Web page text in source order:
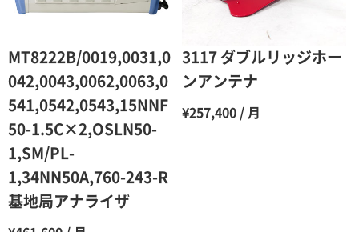
MT8222B/0019,0031,0
042,0043,0062,0063,0
541,0542,0543,15NNF
50-1.5C×2,OSLN50-
1,SM/PL-
1,34NN50A,760-243-R
基地局アナライザ
3117 ダブルリッジホー
ンアンテナ
¥257,400 / 月